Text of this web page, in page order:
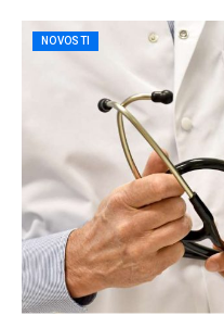
NOVOSTI